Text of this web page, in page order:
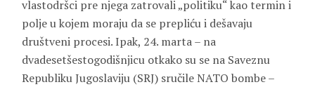
vlastodršci pre njega zatrovali „politiku“ kao termin i
polje u kojem moraju da se prepliću i dešavaju
društveni procesi. Ipak, 24. marta – na
dvadesetšestogodišnjicu otkako su se na Saveznu
Republiku Jugoslaviju (SRJ) sručile NATO bombe –